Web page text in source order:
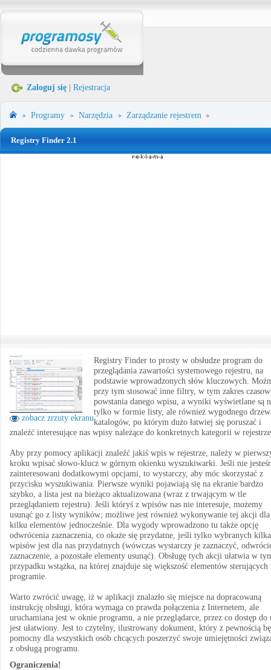
Zaloguj się Rejestracja
Programy Narzędzia Zarządzanie rejestrem
Registry Finder 2.1
zobacz zrzuty ekranu
Registry Finder to prosty w obsłudze program do
przeglądania zawartości systemowego rejestru, na
podstawie wprowadzonych słów kluczowych.
przy tym stosować inne filtry, w tym zakres
powstania danego wpisu, a wyniki wyświetlane są
tylko w formie listy, ale również wygodnego
katalogów, po którym dużo łatwiej się poruszać i
znaleźć interesujące nas wpisy należące do konkretnych kategorii w
Aby przy pomocy aplikacji znaleźć jakiś wpis w rejestrze, należy w
kroku wpisać słowo-klucz w górnym okienku wyszukiwarki. Jeśli nie
zainteresowani dodatkowymi opcjami, to wystarczy, aby móc skorzystać z
przycisku wyszukiwania. Pierwsze wyniki pojawiają się na ekranie bardzo
szybko, a lista jest na bieżąco aktualizowana (wraz z trwającym w tle
przeglądaniem rejestru). Jeśli któryś z wpisów nas nie interesuje, możemy
usunąć go z listy wyników; możliwe jest również wykonywanie tej akcji dla
kilku elementów jednocześnie. Dla wygody wprowadzono tu także opcję
odwrócenia zaznaczenia, co okaże się przydatne, jeśli tylko wybranych kilka
wpisów jest dla nas przydatnych (wówczas wystarczy je zaznaczyć,
zaznaczenie, a pozostałe elementy usunąć). Obsługę tych akcji ułatwia w
przypadku wstążka, na której znajduje się większość elementów sterujących
programie.
Warto zwrócić uwagę, iż w aplikacji znalazło się miejsce na dopracowaną
instrukcję obsługi, która wymaga co prawda połączenia z Internetem, ale
uruchamiana jest w oknie programu, a nie przeglądarce, przez co dostęp do
jest ułatwiony. Jest to czytelny, ilustrowany dokument, który z pewnością
pomocny dla wszystkich osób chcących poszerzyć swoje umiejętności
z obsługą programu.
Ograniczenia!